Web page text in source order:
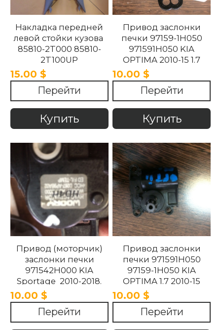
Накладка передней
левой стойки кузова
85810-2T000 85810-
2T100UP
858102T100UP
858102T000 Kia
Optima 2010 -2015.
15.00 $
Перейти
Купить
Привод заслонки
печки 97159-1H050
971591H050 KIA
OPTIMA 2010-15 1.7
10.00 $
Перейти
Купить
Привод (моторчик)
заслонки печки
971542H000 KIA
Sportage 2010-2018.
10.00 $
Перейти
Привод заслонки
печки 971591H050
97159-1H050 KIA
OPTIMA 1.7 2010-15
10.00 $
Перейти